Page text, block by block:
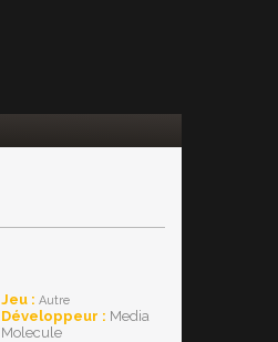
Jeu : Autre
Développeur : Media
Molecule